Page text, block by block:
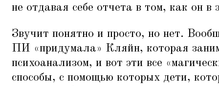
не отдавая себе отчета в том, как он в
Звучит понятно и просто, но нет.
ПИ «придумала» Кляйн, которая
психоанализом, и вот эти все «
способы, с помощью которых дети,